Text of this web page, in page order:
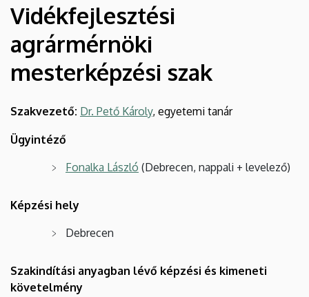
Gazdaságtudományi
Kar
Vidékfejlesztési
agrármérnöki
mesterképzési szak
Szakvezető: Dr. Pető Károly, egyetemi tanár
Ügyintéző
Fonalka László (Debrecen, nappali + levelező)
Képzési hely
Debrecen
Szakindítási anyagban lévő képzési és kimeneti
követelmény